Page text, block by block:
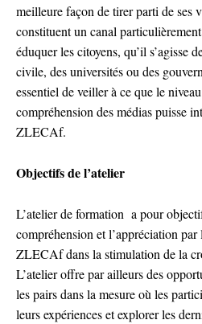
meilleure façon de tirer parti de ses
constituent un canal
éduquer les citoyens, qu’il s’agisse
civile, des universités ou des
essentiel de veiller à ce que le
compréhension des médias puisse
ZLECAf.
Objectifs de l’atelier
L’atelier de formation a pour
compréhension et l’appréciation
ZLECAf dans la stimulation de la
L’atelier offre par ailleurs des
les pairs dans la mesure où les
leurs expériences et explorer les